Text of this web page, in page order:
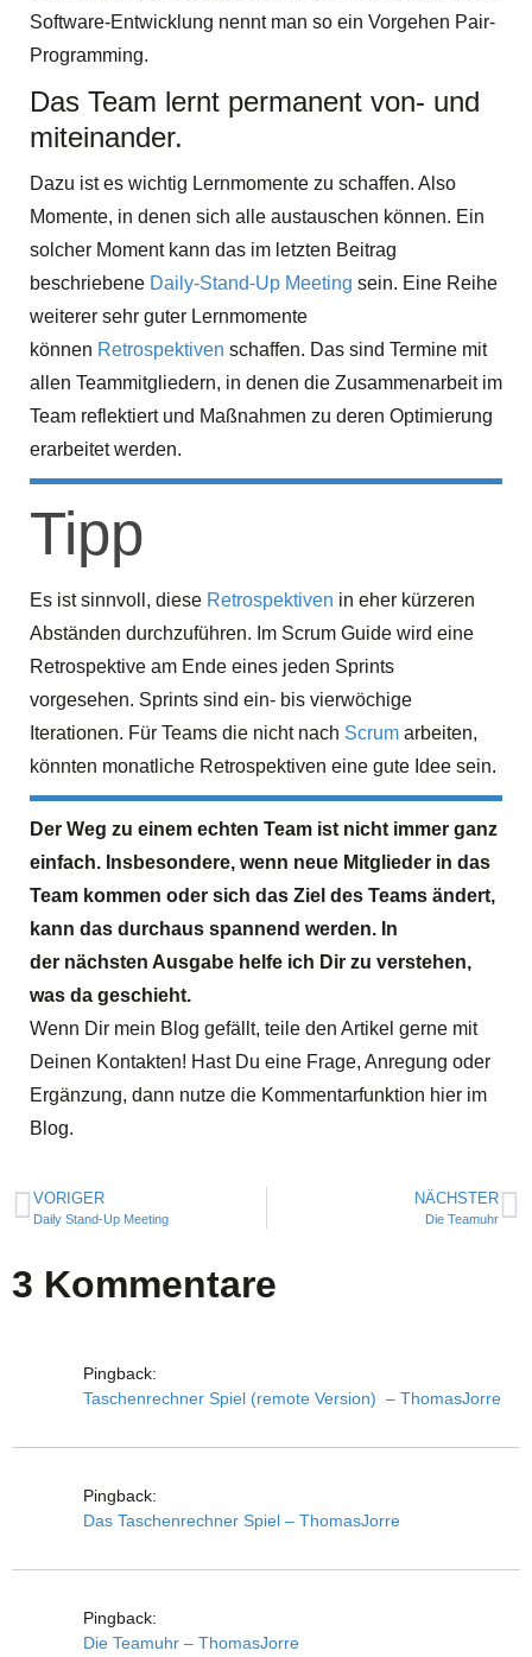
Software-Entwicklung nennt man so ein Vorgehen Pair-
Programming.
Das Team lernt permanent von- und
miteinander.
Dazu ist es wichtig Lernmomente zu schaffen. Also
Momente, in denen sich alle austauschen können. Ein
solcher Moment kann das im letzten Beitrag
beschriebene Daily-Stand-Up Meeting sein. Eine Reihe
weiterer sehr guter Lernmomente
können Retrospektiven schaffen. Das sind Termine mit
allen Teammitgliedern, in denen die Zusammenarbeit im
Team reflektiert und Maßnahmen zu deren Optimierung
erarbeitet werden.
Tipp
Es ist sinnvoll, diese Retrospektiven in eher kürzeren
Abständen durchzuführen. Im Scrum Guide wird eine
Retrospektive am Ende eines jeden Sprints
vorgesehen. Sprints sind ein- bis vierwöchige
Iterationen. Für Teams die nicht nach Scrum arbeiten,
könnten monatliche Retrospektiven eine gute Idee sein.
Der Weg zu einem echten Team ist nicht immer ganz
einfach. Insbesondere, wenn neue Mitglieder in das
Team kommen oder sich das Ziel des Teams ändert,
kann das durchaus spannend werden. In
der nächsten Ausgabe helfe ich Dir zu verstehen,
was da geschieht.
Wenn Dir mein Blog gefällt, teile den Artikel gerne mit
Deinen Kontakten! Hast Du eine Frage, Anregung oder
Ergänzung, dann nutze die Kommentarfunktion hier im
Blog.
VORIGER
Daily Stand-Up Meeting
NÄCHSTER
Die Teamuhr
3 Kommentare
Pingback:
Taschenrechner Spiel (remote Version) – ThomasJorre
Pingback:
Das Taschenrechner Spiel – ThomasJorre
Pingback:
Die Teamuhr – ThomasJorre